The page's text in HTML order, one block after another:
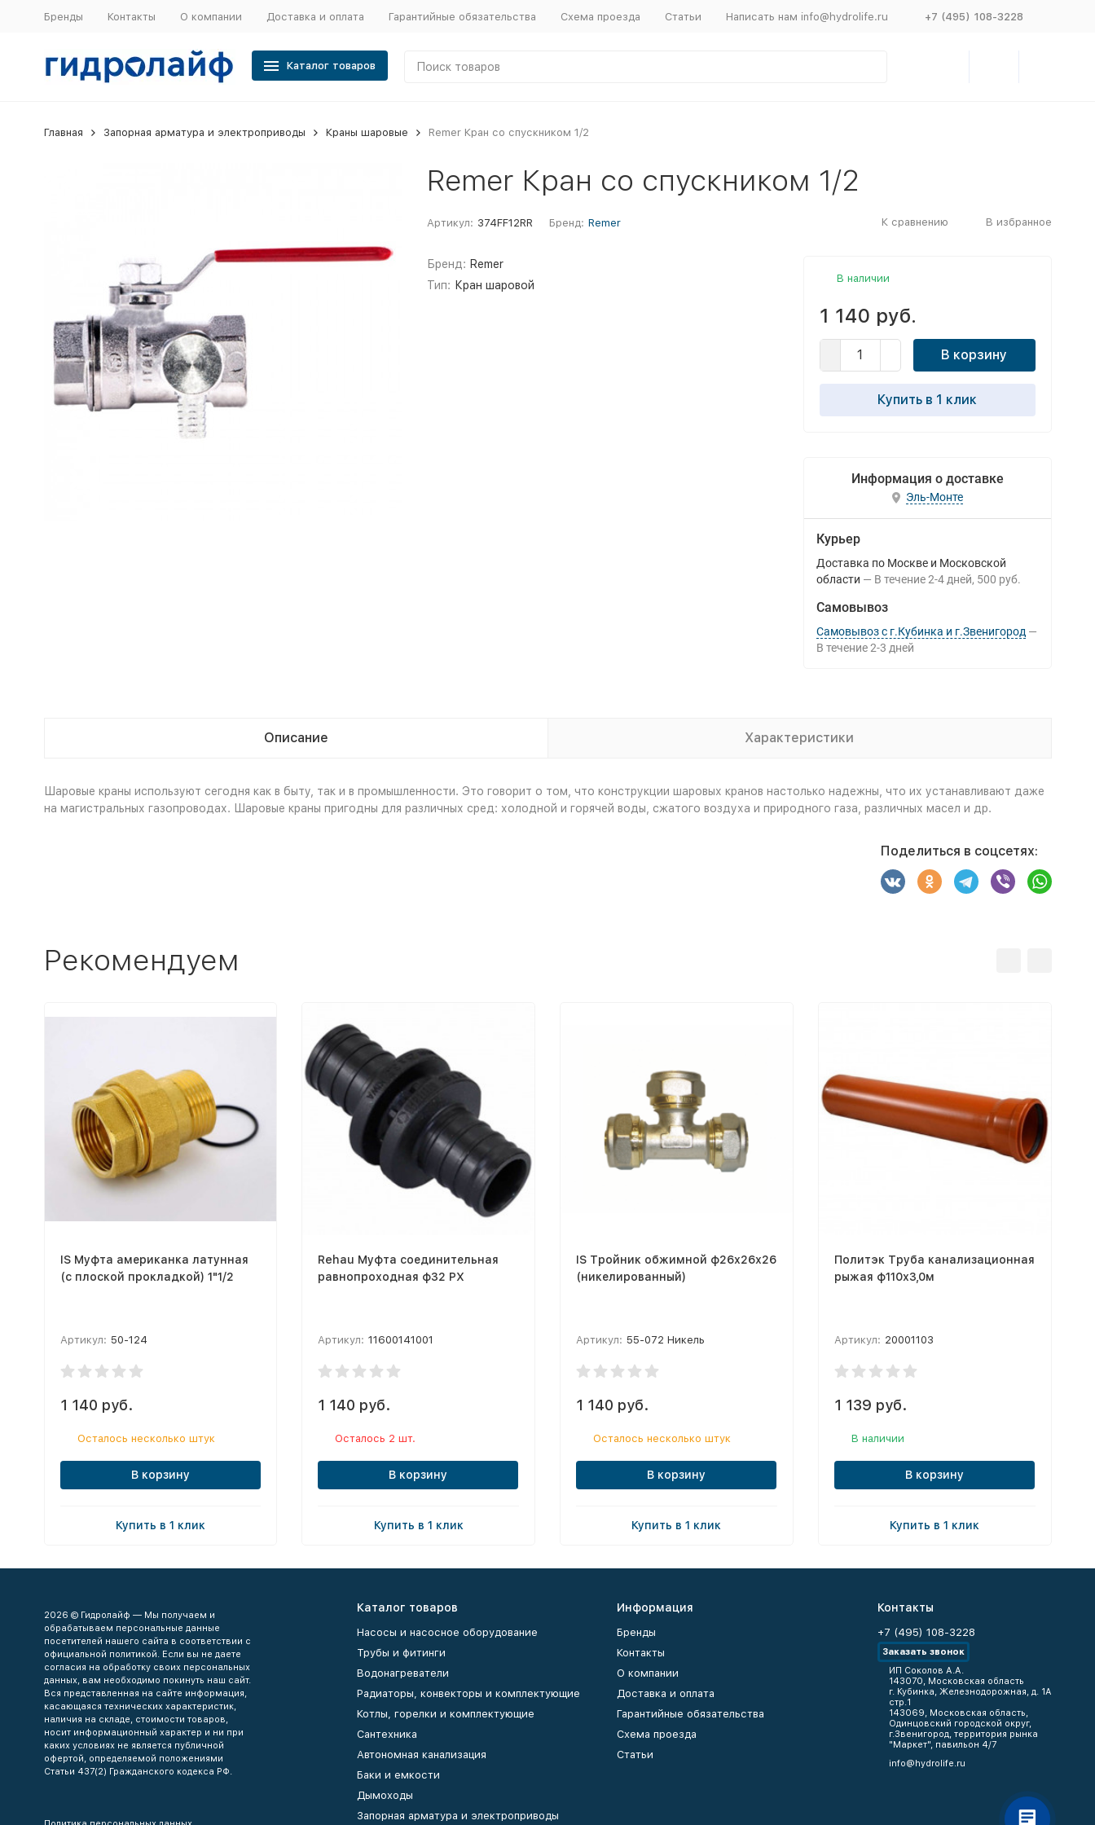
Бренды Контакты О компании Доставка и оплата Гарантийные обязательства Схема проезда Статьи Написать нам info@hydrolife.ru +7 (495) 108-3228
Каталог товаров
Главная Запорная арматура и электроприводы Краны шаровые Remer Кран со спускником 1/2
Remer Кран со спускником 1/2
Артикул: 374FF12RR Бренд: Remer К сравнению В избранное
Бренд: Remer
Тип: Кран шаровой
В наличии
1 140 руб.
В корзину
Купить в 1 клик
Информация о доставке
Эль-Монте
Курьер
Доставка по Москве и Московской
области
В течение 2-4 дней 500 руб.
Самовывоз
Самовывоз с г.Кубинка и г.Звенигород
В течение 2-3 дней
Описание Характеристики
Шаровые краны используют сегодня как в быту, так и в промышленности. Это говорит о том, что конструкции шаровых кранов настолько надежны, что их устанавливают даже
на магистральных газопроводах. Шаровые краны пригодны для различных сред: холодной и горячей воды, сжатого воздуха и природного газа, различных масел и др.
Поделиться в соцсетях:
Рекомендуем
IS Муфта американка латунная
(с плоской прокладкой) 1"1/2
Артикул: 50-124
1 140 руб.
Осталось несколько штук
В корзину
Купить в 1 клик
Rehau Муфта соединительная
равнопроходная ф32 РХ
Артикул: 11600141001
1 140 руб.
Осталось 2 шт.
В корзину
Купить в 1 клик
IS Тройник обжимной ф26х26х26
(никелированный)
Артикул: 55-072 Никель
1 140 руб.
Осталось несколько штук
В корзину
Купить в 1 клик
Политэк Труба канализационная
рыжая ф110х3,0м
Артикул: 20001103
1 139 руб.
В наличии
В корзину
Купить в 1 клик
2026 © Гидролайф — Мы получаем и
обрабатываем персональные данные
посетителей нашего сайта в соответствии с
официальной политикой. Если вы не даете
согласия на обработку своих персональных
данных, вам необходимо покинуть наш сайт.
Вся представленная на сайте информация,
касающаяся технических характеристик,
наличия на складе, стоимости товаров,
носит информационный характер и ни при
каких условиях не является публичной
офертой, определяемой положениями
Статьи 437(2) Гражданского кодекса РФ.
Каталог товаров
Насосы и насосное оборудование
Трубы и фитинги
Водонагреватели
Радиаторы, конвекторы и комплектующие
Котлы, горелки и комплектующие
Сантехника
Автономная канализация
Баки и емкости
Дымоходы
Запорная арматура и электроприводы
Информация
Бренды
Контакты
О компании
Доставка и оплата
Гарантийные обязательства
Схема проезда
Статьи
Контакты
+7 (495) 108-3228
Заказать звонок
ИП Соколов А.А.
143070, Московская область
г. Кубинка, Железнодорожная, д. 1А
стр.1
143069, Московская область,
Одинцовский городской округ,
г.Звенигород, территория рынка
"Маркет", павильон 4/7
info@hydrolife.ru